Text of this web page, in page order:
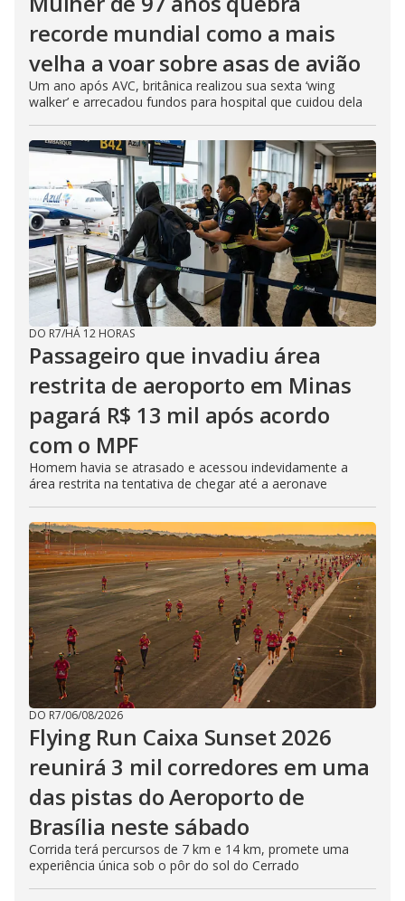
recorde mundial como a mais
velha a voar sobre asas de avião
Um ano após AVC, britânica realizou sua sexta ‘wing
walker’ e arrecadou fundos para hospital que cuidou dela
DO R7/HÁ 12 HORAS
Passageiro que invadiu área
restrita de aeroporto em Minas
pagará R$ 13 mil após acordo
com o MPF
Homem havia se atrasado e acessou indevidamente a
área restrita na tentativa de chegar até a aeronave
DO R7/06/08/2026
Flying Run Caixa Sunset 2026
reunirá 3 mil corredores em uma
das pistas do Aeroporto de
Brasília neste sábado
Corrida terá percursos de 7 km e 14 km, promete uma
experiência única sob o pôr do sol do Cerrado